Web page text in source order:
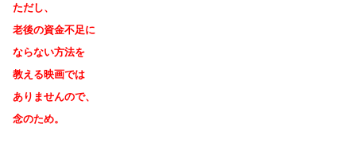
ただし、
老後の資金不足に
ならない方法を
教える映画では
ありませんので、
念のため。